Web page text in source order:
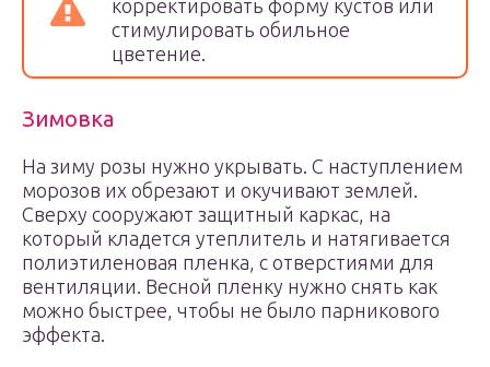
корректировать форму кустов или
стимулировать обильное
цветение.
Зимовка
На зиму розы нужно укрывать. С наступлением
морозов их обрезают и окучивают землей.
Сверху сооружают защитный каркас, на
который кладется утеплитель и натягивается
полиэтиленовая пленка, с отверстиями для
вентиляции. Весной пленку нужно снять как
можно быстрее, чтобы не было парникового
эффекта.